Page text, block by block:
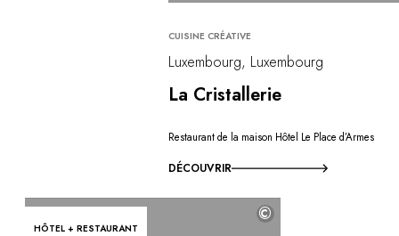
CUISINE CRÉATIVE
Luxembourg, Luxembourg
La Cristallerie
Restaurant de la maison Hôtel Le Place d’Armes
DÉCOUVRIR
HÔTEL + RESTAURANT
©